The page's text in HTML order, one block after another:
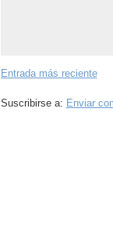
Entrada más reciente
Suscribirse a: Enviar